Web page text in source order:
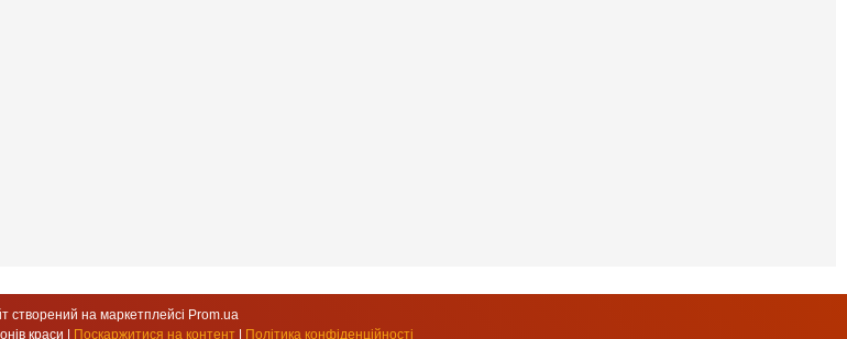
створений на маркетплейсі Prom.ua
Поскаржитися на контент Політика конфіденційності